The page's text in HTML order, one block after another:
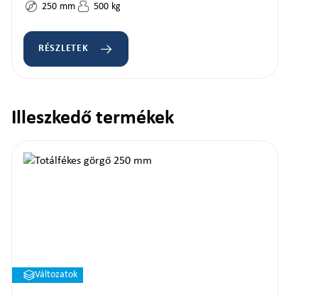
250 mm 500 kg
RÉSZLETEK
Termékgaléria kihagyása
Illeszkedő termékek
Változatok